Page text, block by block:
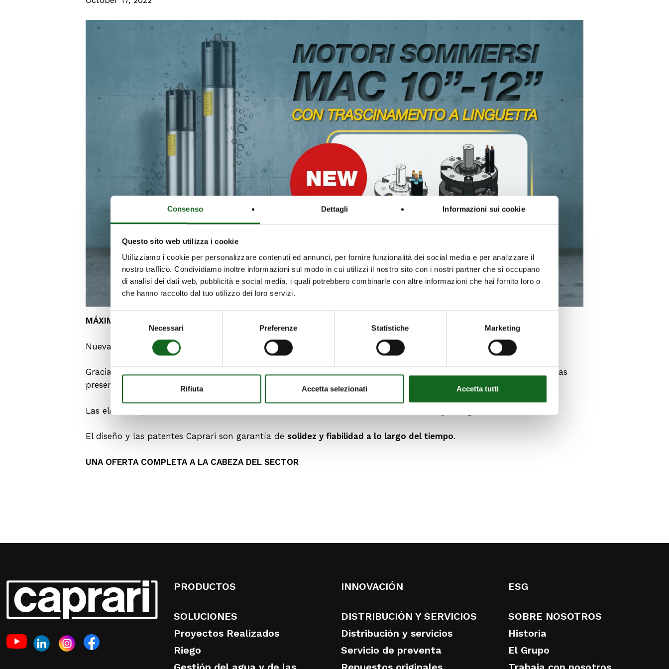
Consenso Dettagli Informazioni sui cookie
Questo sito web utilizza i cookie
Utilizziamo i cookie per personalizzare contenuti ed annunci, per fornire funzionalità dei social media e per analizzare il
nostro traffico. Condividiamo inoltre informazioni sul modo in cui utilizzi il nostro sito con i nostri partner che si occupano
di analisi dei dati web, pubblicità e social media, i quali potrebbero combinarle con altre informazioni che hai fornito loro o
che hanno raccolto dal tuo utilizzo dei loro servizi.
Necessari Preferenze Statistiche Marketing
Rifiuta Accetta selezionati Accetta tutti
MÁXIMA VERSATILIDAD PARA LOS NUEVOS MOTORES SUMERGIDOS MAC 10″ – 12″
Nueva configuración con arrastre de lengüeta para los motores sumergidos MAC10″ y MAC12″.
Gracias a esta variante de producto, la oferta Caprarigarantiza la máxima intercambiabilidad
con todas las bombas
presentes en el mercado que requieren la sustitución del motor.
Las elevadas prestaciones de excelencia en el mercado ofrecen un ahorro
El diseño y las patentes Caprari son garantía de solidez y fiabilidad a lo largo del tiempo.
UNA OFERTA COMPLETA A LA CABEZA DEL SECTOR
PRODUCTOS
SOLUCIONES
Proyectos Realizados
Riego
INNOVACIÓN
DISTRIBUCIÓN Y SERVICIOS
Distribución y servicios
Servicio de preventa
ESG
SOBRE NOSOTROS
Historia
El Grupo